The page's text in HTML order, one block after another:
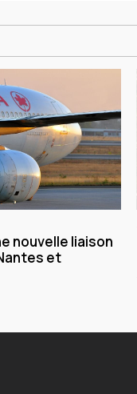
nouvelle liaison
et